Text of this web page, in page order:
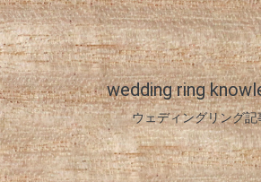
wedding ring
ウェディングリング記